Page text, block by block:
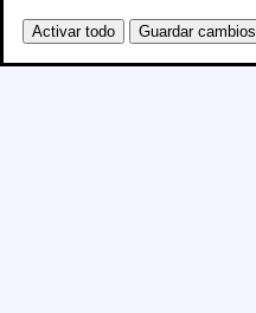
Activar todo Guardar cambios